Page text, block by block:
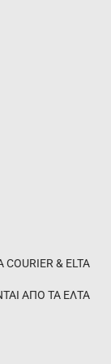
& ELTA
ΑΠΟ ΤΑ ΕΛΤΑ